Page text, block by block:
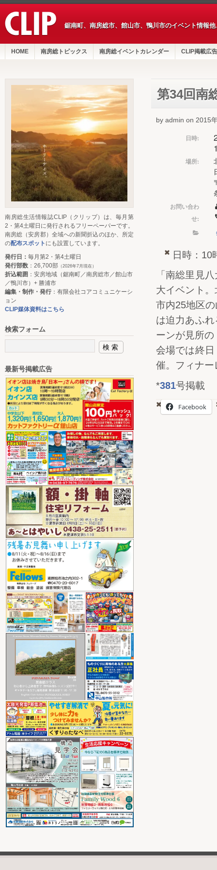
鋸南町、南房総市、館山市、鴨川市のイベント情報
HOME 南房総トピックス 南房総イベントカレンダー CLIP掲載広告
第34回南
by admin on 2015
日時:
場所:
お問い合わ
せ:
日時：10
「南総里見
大イベント
市内25地区
は迫力あふ
ーンが見所
会場では終
催。フィナ
*381号掲載
Facebook
南房総生活情報誌CLIP（クリップ）は、毎月第
2・第4土曜日に発行されるフリーペーパーです。
南房総（安房郡）全域への新聞折込のほか、所定
の配布スポット にも設置しています。
発行日： 毎月第2・第4土曜日
発行部数 ：26,700部 （2026年7月現在）
折込範囲 ：安房地域（鋸南町／南房総市／館山市
／鴨川市）+ 勝浦市
編集・制作・発行：有限会社コアコミュニケーシ
ョン
CLIP媒体資料はこちら
検索フォーム
最新号掲載広告